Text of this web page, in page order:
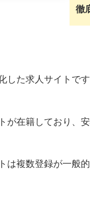
徹
した求人サイトです
が在籍しており、
は複数登録が一般的